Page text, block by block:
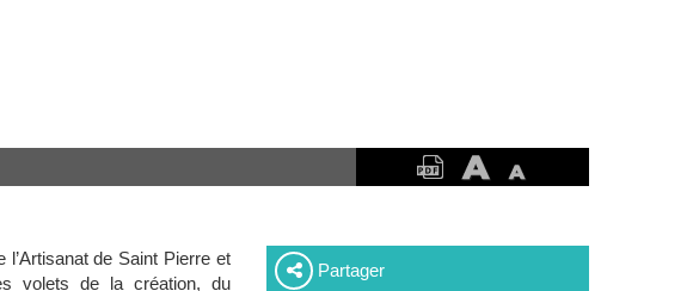
de Saint Pierre et
volets de la création, du
Partager